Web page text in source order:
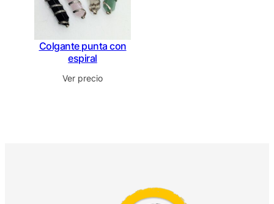
Colgante punta con
espiral
Ver precio